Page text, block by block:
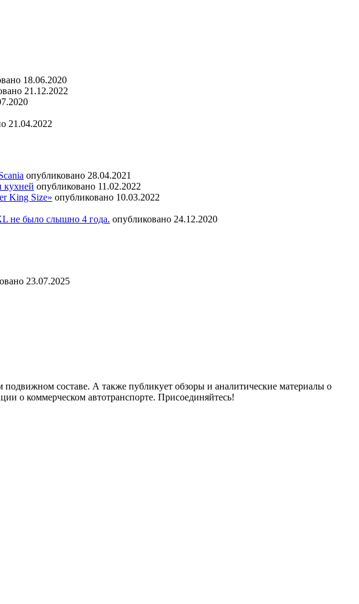
18.06.2020
21.12.2022
21.04.2022
опубликовано 28.04.2021
кухней опубликовано 11.02.2022
King Size» опубликовано 10.03.2022
не было слышно 4 года. опубликовано 24.12.2020
23.07.2025
подвижном составе. А также публикует обзоры и аналитические материалы о
о коммерческом автотранспорте. Присоединяйтесь!